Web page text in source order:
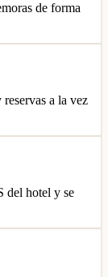
de forma
a la vez
del hotel y se